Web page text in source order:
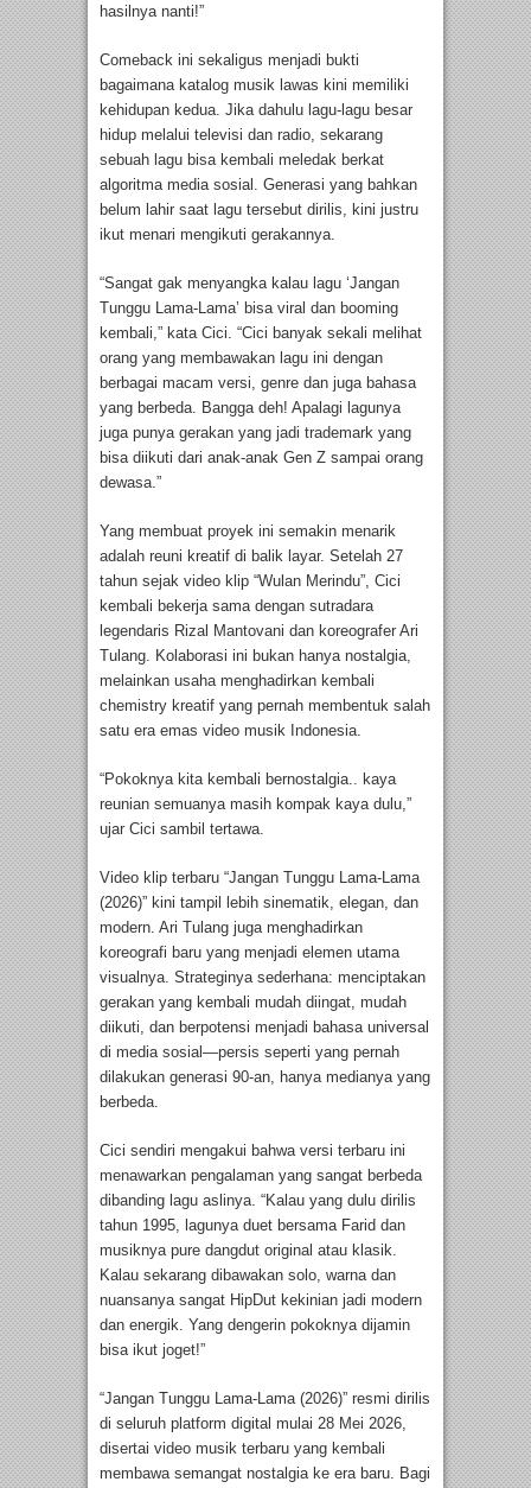
hasilnya nanti!”
Comeback ini sekaligus menjadi bukti
bagaimana katalog musik lawas kini memiliki
kehidupan kedua. Jika dahulu lagu-lagu besar
hidup melalui televisi dan radio, sekarang
sebuah lagu bisa kembali meledak berkat
algoritma media sosial. Generasi yang bahkan
belum lahir saat lagu tersebut dirilis, kini justru
ikut menari mengikuti gerakannya.
“Sangat gak menyangka kalau lagu ‘Jangan
Tunggu Lama-Lama’ bisa viral dan booming
kembali,” kata Cici. “Cici banyak sekali melihat
orang yang membawakan lagu ini dengan
berbagai macam versi, genre dan juga bahasa
yang berbeda. Bangga deh! Apalagi lagunya
juga punya gerakan yang jadi trademark yang
bisa diikuti dari anak-anak Gen Z sampai orang
dewasa.”
Yang membuat proyek ini semakin menarik
adalah reuni kreatif di balik layar. Setelah 27
tahun sejak video klip “Wulan Merindu”, Cici
kembali bekerja sama dengan sutradara
legendaris Rizal Mantovani dan koreografer Ari
Tulang. Kolaborasi ini bukan hanya nostalgia,
melainkan usaha menghadirkan kembali
chemistry kreatif yang pernah membentuk salah
satu era emas video musik Indonesia.
“Pokoknya kita kembali bernostalgia.. kaya
reunian semuanya masih kompak kaya dulu,”
ujar Cici sambil tertawa.
Video klip terbaru “Jangan Tunggu Lama-Lama
(2026)” kini tampil lebih sinematik, elegan, dan
modern. Ari Tulang juga menghadirkan
koreografi baru yang menjadi elemen utama
visualnya. Strateginya sederhana: menciptakan
gerakan yang kembali mudah diingat, mudah
diikuti, dan berpotensi menjadi bahasa universal
di media sosial—persis seperti yang pernah
dilakukan generasi 90-an, hanya medianya yang
berbeda.
Cici sendiri mengakui bahwa versi terbaru ini
menawarkan pengalaman yang sangat berbeda
dibanding lagu aslinya. “Kalau yang dulu dirilis
tahun 1995, lagunya duet bersama Farid dan
musiknya pure dangdut original atau klasik.
Kalau sekarang dibawakan solo, warna dan
nuansanya sangat HipDut kekinian jadi modern
dan energik. Yang dengerin pokoknya dijamin
bisa ikut joget!”
“Jangan Tunggu Lama-Lama (2026)” resmi dirilis
di seluruh platform digital mulai 28 Mei 2026,
disertai video musik terbaru yang kembali
membawa semangat nostalgia ke era baru. Bagi